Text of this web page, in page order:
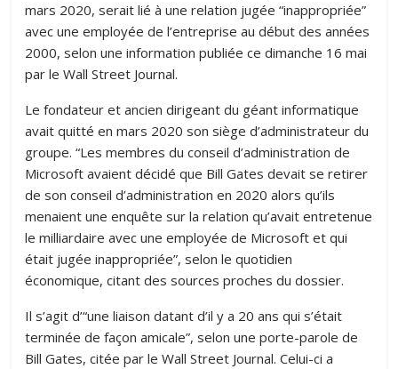
mars 2020, serait lié à une relation jugée “inappropriée”
avec une employée de l’entreprise au début des années
2000, selon une information publiée ce dimanche 16 mai
par le Wall Street Journal.
Le fondateur et ancien dirigeant du géant informatique
avait quitté en mars 2020 son siège d’administrateur du
groupe. “Les membres du conseil d’administration de
Microsoft avaient décidé que Bill Gates devait se retirer
de son conseil d’administration en 2020 alors qu’ils
menaient une enquête sur la relation qu’avait entretenue
le milliardaire avec une employée de Microsoft et qui
était jugée inappropriée”, selon le quotidien
économique, citant des sources proches du dossier.
Il s’agit d’“une liaison datant d’il y a 20 ans qui s’était
terminée de façon amicale”, selon une porte-parole de
Bill Gates, citée par le Wall Street Journal. Celui-ci a